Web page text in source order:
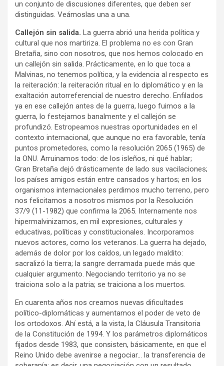
un conjunto de discusiones diferentes, que deben ser
distinguidas. Veámoslas una a una.
Callejón sin salida. La guerra abrió una herida política y
cultural que nos martiriza. El problema no es con Gran
Bretaña, sino con nosotros, que nos hemos colocado en
un callejón sin salida. Prácticamente, en lo que toca a
Malvinas, no tenemos política, y la evidencia al respecto es
la reiteración: la reiteración ritual en lo diplomático y en la
exaltación autorreferencial de nuestro derecho. Enfilados
ya en ese callejón antes de la guerra, luego fuimos a la
guerra, lo festejamos banalmente y el callejón se
profundizó. Estropeamos nuestras oportunidades en el
contexto internacional, que aunque no era favorable, tenía
puntos prometedores, como la resolución 2065 (1965) de
la ONU. Arruinamos todo: de los isleños, ni qué hablar;
Gran Bretaña dejó drásticamente de lado sus vacilaciones;
los países amigos están entre cansados y hartos; en los
organismos internacionales perdimos mucho terreno, pero
nos felicitamos a nosotros mismos por la Resolución
37/9 (11-1982) que confirma la 2065. Internamente nos
hipermalvinizamos, en mil expresiones, culturales y
educativas, políticas y constitucionales. Incorporamos
nuevos actores, como los veteranos. La guerra ha dejado,
además de dolor por los caídos, un legado maldito:
sacralizó la tierra; la sangre derramada puede más que
cualquier argumento. Negociando territorio ya no se
traiciona solo a la patria; se traiciona a los muertos.
En cuarenta años nos creamos nuevas dificultades
político-diplomáticas y aumentamos el poder de veto de
los ortodoxos. Ahí está, a la vista, la Cláusula Transitoria
de la Constitución de 1994. Y los parámetros diplomáticos
fijados desde 1983, que consisten, básicamente, en que el
Reino Unido debe avenirse a negociar… la transferencia de